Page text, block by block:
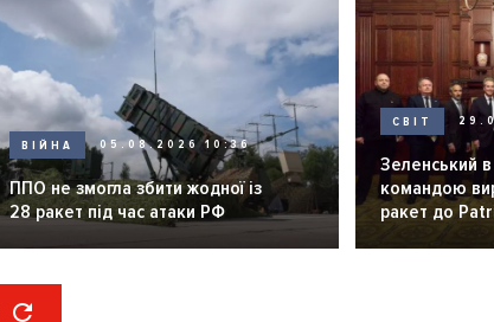
ВІЙНА 05.08.2026 10:36
ППО не змогла збити жодної із
28 ракет під час атаки РФ
СВІТ
Зеленський
командою
ракет до